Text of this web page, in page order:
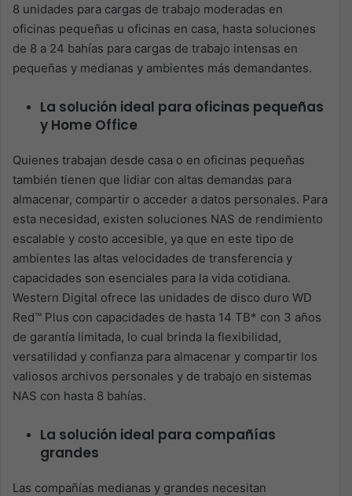
8 unidades para cargas de trabajo moderadas en
oficinas pequeñas u oficinas en casa, hasta soluciones
de 8 a 24 bahías para cargas de trabajo intensas en
pequeñas y medianas y ambientes más demandantes. ​
La solución ideal para oficinas pequeñas
y Home Office
Quienes trabajan desde casa o en oficinas pequeñas
también tienen que lidiar con altas demandas para
almacenar, compartir o acceder a datos personales. Para
esta necesidad, existen soluciones NAS de rendimiento
escalable y costo accesible, ya que en este tipo de
ambientes las altas velocidades de transferencia y
capacidades son esenciales para la vida cotidiana.
Western Digital ofrece las unidades de disco duro WD
Red™ Plus con capacidades de hasta 14 TB* con 3 años
de garantía limitada, lo cual brinda la flexibilidad,
versatilidad y confianza para almacenar y compartir los
valiosos archivos personales y de trabajo en sistemas
NAS con hasta 8 bahías.
La solución ideal para compañías
grandes
Las compañías medianas y grandes necesitan